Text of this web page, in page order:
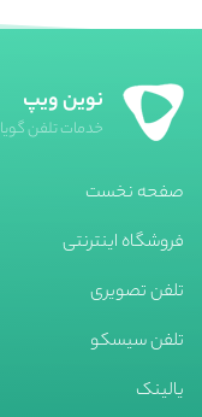
نوین ویپ
خدمات تلفن گویا
صفحه نخست
فروشگاه اینترنتی
تلفن تصویری
تلفن سیسکو
یالینک